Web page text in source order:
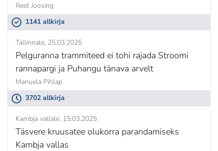
Reet Joosing
1141 allkirja
Tallinnale 25.03.2025
Pelguranna trammiteed ei tohi rajada Stroomi
rannapargi ja Puhangu tänava arvelt
Manuela Pihlap
3702 allkirja
Kambja vallale 15.03.2025
Täsvere kruusatee olukorra parandamiseks
Kambja vallas